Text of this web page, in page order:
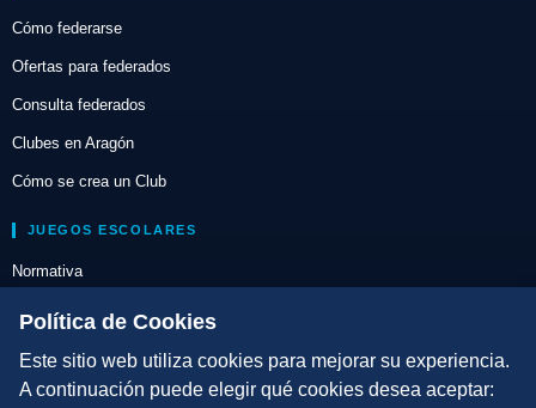
Cómo federarse
Ofertas para federados
Consulta federados
Clubes en Aragón
Cómo se crea un Club
JUEGOS ESCOLARES
Normativa
Escuelas de Triatlón
DIRECCIÓN TÉCNICA
Política de Cookies
Este sitio web utiliza cookies para mejorar su experiencia.
A continuación puede elegir qué cookies desea aceptar: